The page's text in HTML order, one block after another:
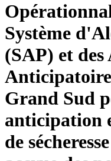
Système
(SAP) et des
Grand Sud
anticipation
de